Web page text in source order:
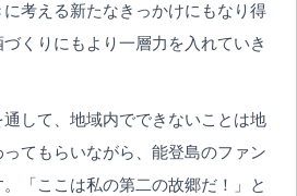
考える新たなきっかけにもなり得
くりにもより一層力を入れていき
して、地域内でできないことは地
てもらいながら、能登島のファン
「ここは私の第二の故郷だ！」と